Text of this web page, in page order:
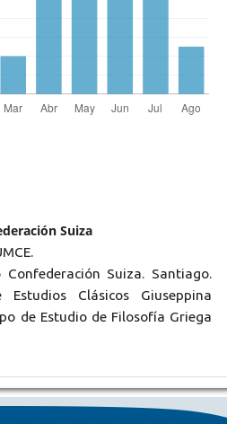
Suiza
Suiza. Santiago.
Clásicos Giuseppina
de Estudio de Filosofía Griega